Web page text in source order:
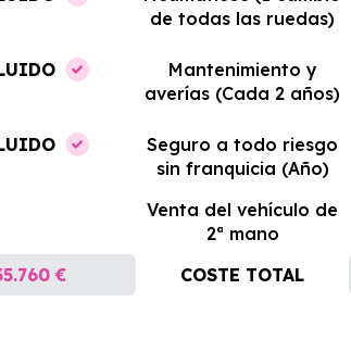
de todas las ruedas)
Mantenimiento y
averías (Cada 2 años)
Seguro a todo riesgo
sin franquicia (Año)
Venta del vehículo de
2ª mano
€ COSTE TOTAL